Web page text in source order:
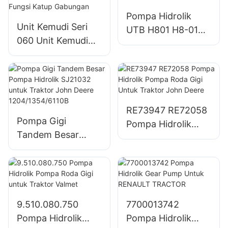
Unit Kemudi Seri
060 Unit Kemudi
Hidraulik Penuh
Integral Dengan
Semua Fungsi
Katup Gabungan
Pompa Hidrolik
UTB H801 H8-01
Pompa Roda Gigi
650
Pompa Gigi
Tandem Besar
Pompa Hidrolik
SJ21032 untuk
Traktor John Deere
1204/1354/6110B
RE73947 RE72058
Pompa Hidrolik
Pompa Roda Gigi
Deere
9.510.080.750
Pompa Hidrolik
7700013742
Pompa Hidrolik